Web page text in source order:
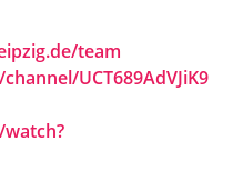
team
UCT689AdVJiK9